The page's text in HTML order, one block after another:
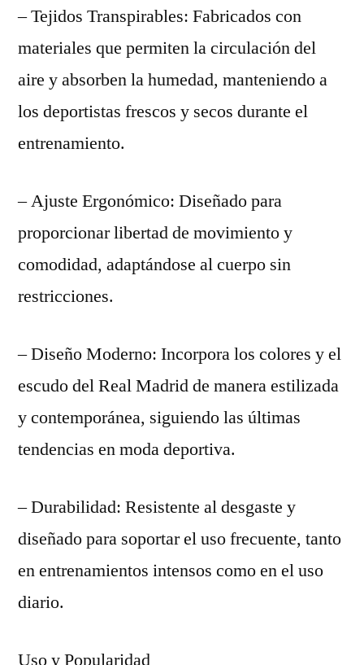
– Tejidos Transpirables: Fabricados con
materiales que permiten la circulación del
aire y absorben la humedad, manteniendo a
los deportistas frescos y secos durante el
entrenamiento.
– Ajuste Ergonómico: Diseñado para
proporcionar libertad de movimiento y
comodidad, adaptándose al cuerpo sin
restricciones.
– Diseño Moderno: Incorpora los colores y el
escudo del Real Madrid de manera estilizada
y contemporánea, siguiendo las últimas
tendencias en moda deportiva.
– Durabilidad: Resistente al desgaste y
diseñado para soportar el uso frecuente, tanto
en entrenamientos intensos como en el uso
diario.
Uso y Popularidad